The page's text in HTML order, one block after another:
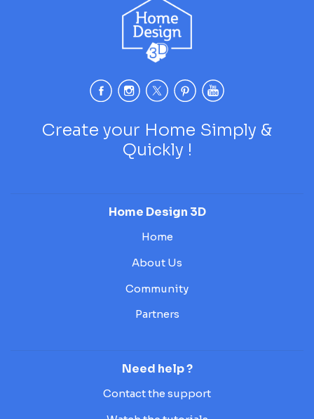
Create your Home Simply &
Quickly !
Home Design 3D
Home
About Us
Community
Partners
Need help ?
Contact the support